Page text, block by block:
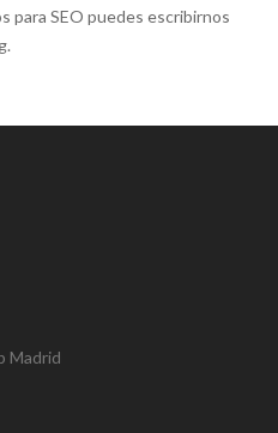
para SEO puedes escribirnos
Madrid